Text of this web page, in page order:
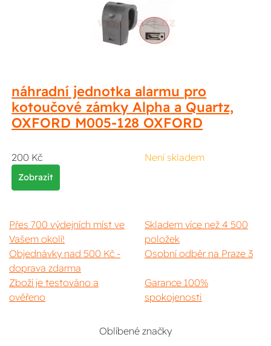
náhradní jednotka alarmu pro
kotoučové zámky Alpha a Quartz,
OXFORD M005-128 OXFORD
200 Kč Není skladem
Zobrazit
Přes 700 výdejních míst ve
Vašem okolí!
Skladem více než 4 500
položek
Objednávky nad 500 Kč -
doprava zdarma
Osobní odběr na Praze 3
Zboží je testováno a
ověřeno
Garance 100%
spokojenosti
Oblíbené značky